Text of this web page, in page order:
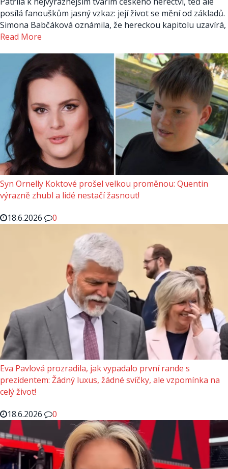
posílá fanouškům jasný vzkaz: její život se mění od základů.
Simona Babčáková oznámila, že hereckou kapitolu uzavírá,
Read More
Syn Ornelly Koktové prošel velkou proměnou: Quentin
výrazně zhubl a lidé nestačí žasnout!
18.6.2026
0
Eva Pavlová prozradila, jak vypadalo první rande s
prezidentem: Žádný luxus, žádné svíčky, ale vzpomínka na
celý život!
18.6.2026
0